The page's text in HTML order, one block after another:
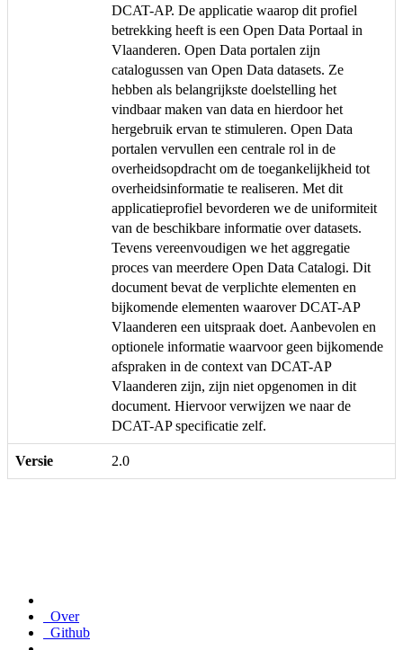
DCAT-AP. De applicatie waarop dit profiel
betrekking heeft is een Open Data Portaal in
Vlaanderen. Open Data portalen zijn
catalogussen van Open Data datasets. Ze
hebben als belangrijkste doelstelling het
vindbaar maken van data en hierdoor het
hergebruik ervan te stimuleren. Open Data
portalen vervullen een centrale rol in de
overheidsopdracht om de toegankelijkheid tot
overheidsinformatie te realiseren. Met dit
applicatieprofiel bevorderen we de uniformiteit
van de beschikbare informatie over datasets.
Tevens vereenvoudigen we het aggregatie
proces van meerdere Open Data Catalogi. Dit
document bevat de verplichte elementen en
bijkomende elementen waarover DCAT-AP
Vlaanderen een uitspraak doet. Aanbevolen en
optionele informatie waarvoor geen bijkomende
afspraken in de context van DCAT-AP
Vlaanderen zijn, zijn niet opgenomen in dit
document. Hiervoor verwijzen we naar de
DCAT-AP specificatie zelf.
Versie 2.0
Over
Github